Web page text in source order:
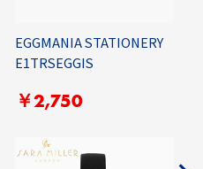
EGGMANIA STATIONERY
E1TRSEGGIS
￥2,750